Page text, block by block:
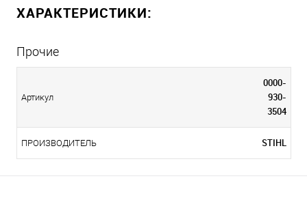
ХАРАКТЕРИСТИКИ:
Прочие
Артикул
0000-
930-
3504
ПРОИЗВОДИТЕЛЬ STIHL